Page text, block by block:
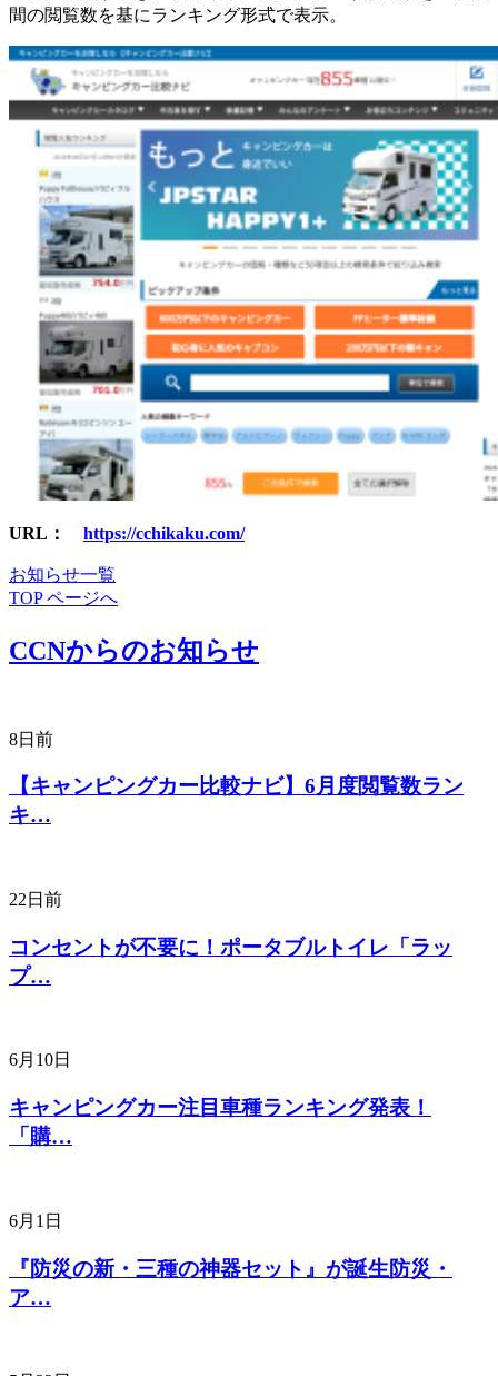
間の閲覧数を基にランキング形式で表示。
URL ： https://cchikaku.com/
お知らせ一覧
TOP ページへ
CCNからのお知らせ
8日前
【キャンピングカー比較ナビ】6月度閲覧数ラン
キ…
22日前
コンセントが不要に！ポータブルトイレ「ラッ
プ…
6月10日
キャンピングカー注目車種ランキング発表！
「購…
6月1日
『防災の新・三種の神器セット』が誕生防災・
ア…